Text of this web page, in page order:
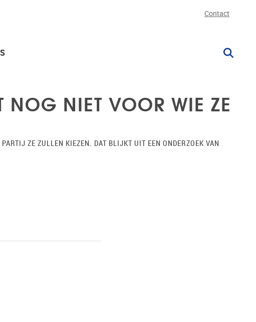
Contact
NOG NIET VOOR WIE ZE
ZE ZULLEN KIEZEN. DAT BLIJKT UIT EEN ONDERZOEK VAN